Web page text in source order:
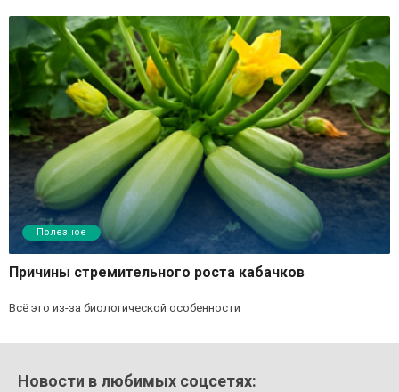
Полезное
Причины стремительного роста кабачков
Всё это из-за биологической особенности
Новости в любимых соцсетях: